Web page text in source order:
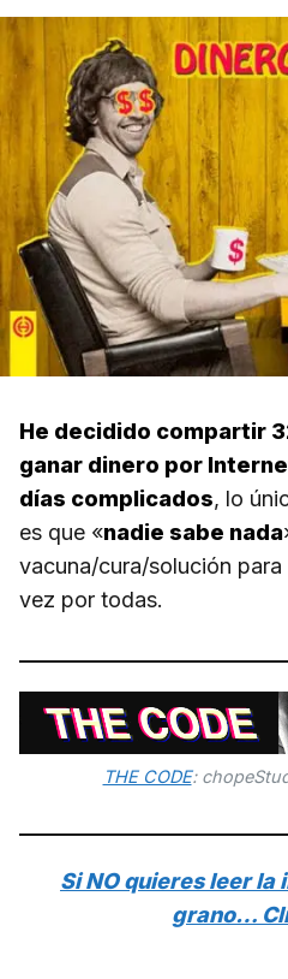
He decidido compartir
ganar dinero por
días complicados, lo
es que «nadie sabe nada
vacuna/cura/solución
vez por todas.
THE CODE:
Si NO quieres leer
grano…